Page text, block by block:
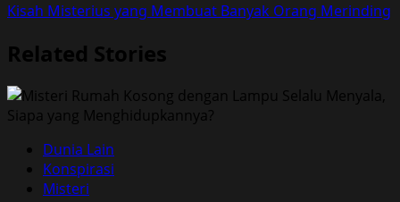
Kisah Misterius yang Membuat Banyak Orang Merinding
Related Stories
Dunia Lain
Konspirasi
Misteri